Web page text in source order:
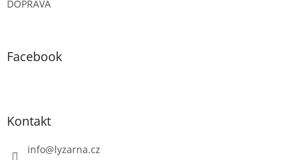
DOPRAVA
Facebook
Kontakt
info@lyzarna.cz